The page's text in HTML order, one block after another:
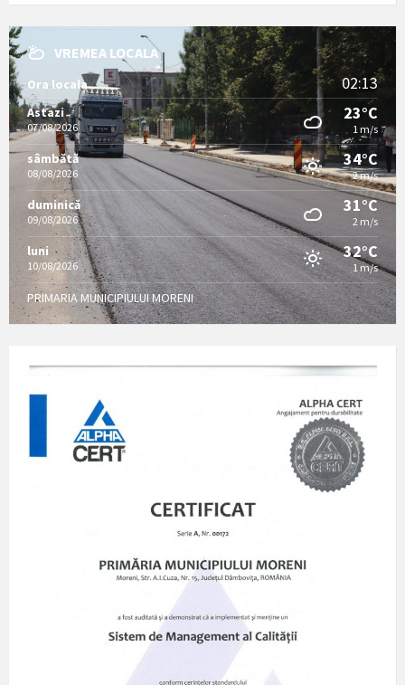
VREMEA LOCALA
Ora locala 02:13
Astazi
07/08/2026
23°C
1 m/s
sâmbătă
08/08/2026
34°C
2 m/s
duminică
09/08/2026
31°C
2 m/s
luni
10/08/2026
32°C
1 m/s
PRIMARIA MUNICIPIULUI MORENI